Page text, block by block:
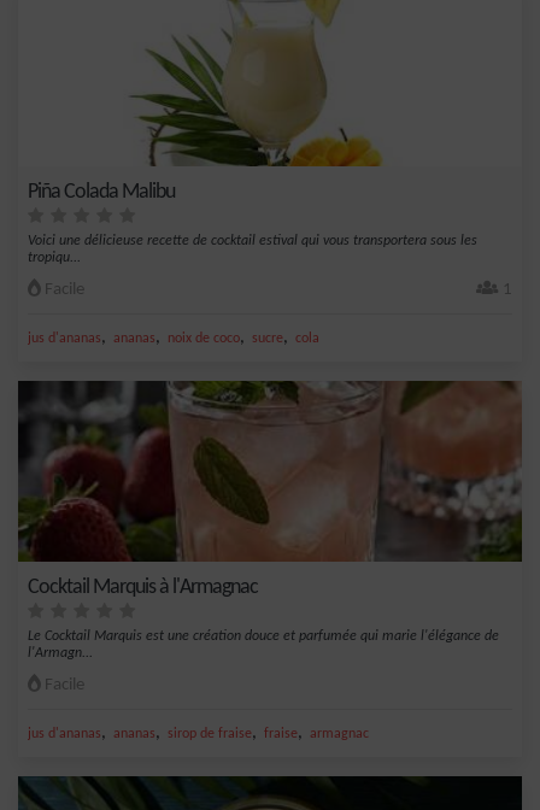
Piña Colada Malibu
Voici une délicieuse recette de cocktail estival qui vous transportera sous les
tropiqu...
Facile 1
jus d'ananas, ananas, noix de coco, sucre, cola
Cocktail Marquis à l'Armagnac
Le Cocktail Marquis est une création douce et parfumée qui marie l'élégance de
l'Armagn...
Facile
jus d'ananas, ananas, sirop de fraise, fraise, armagnac